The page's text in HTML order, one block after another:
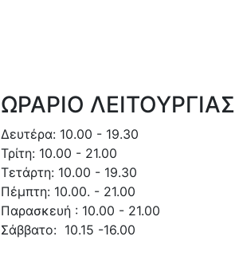
ΩΡΑΡΙΟ ΛΕΙΤΟΥΡΓΙΑΣ
Δευτέρα: 10.00 - 19.30
Τρίτη: 10.00 - 21.00
Τετάρτη: 10.00 - 19.30
Πέμπτη: 10.00. - 21.00
Παρασκευή : 10.00 - 21.00
Σάββατο: 10.15 -16.00